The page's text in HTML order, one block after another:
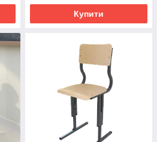
Купити